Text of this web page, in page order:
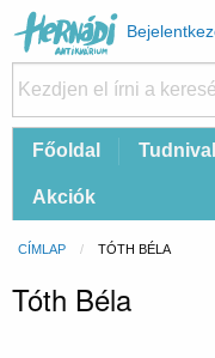
Felhasználói
fiók
menüje
FőFőoldal
Akciók
Morzsa
CÍMLAP CURRENT:
TÓTH BÉLA
Tóth Béla